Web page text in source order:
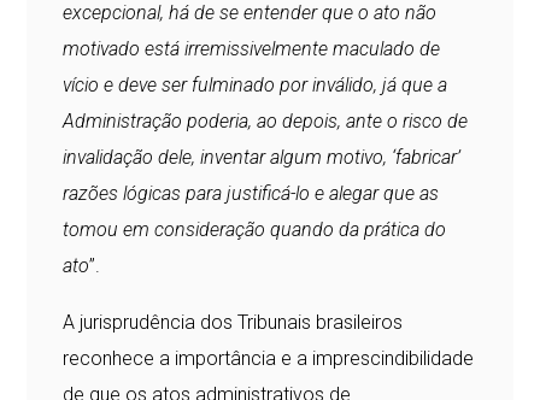
excepcional, há de se entender que o ato não
motivado está irremissivelmente maculado de
vício e deve ser fulminado por inválido, já que a
Administração poderia, ao depois, ante o risco de
invalidação dele, inventar algum motivo, ‘fabricar’
razões lógicas para justificá-lo e alegar que as
tomou em consideração quando da prática do
ato”.
A jurisprudência dos Tribunais brasileiros
reconhece a importância e a imprescindibilidade
de que os atos administrativos de